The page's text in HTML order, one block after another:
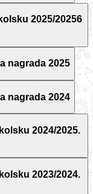
2025/20256
nagrada 2025
nagrada 2024
2024/2025.
2023/2024.